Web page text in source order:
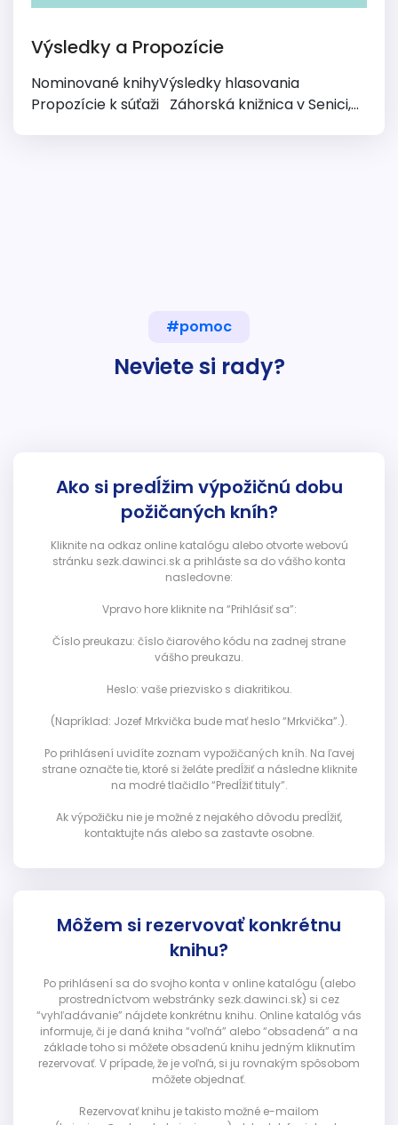
Výsledky a Propozície
Nominované knihyVýsledky hlasovania
Propozície k súťaži Záhorská knižnica v Senici,...
#pomoc
Neviete si rady?
Ako si predĺžim výpožičnú dobu
požičaných kníh?
Kliknite na odkaz online katalógu alebo otvorte webovú
stránku sezk.dawinci.sk a prihláste sa do vášho konta
nasledovne:
Vpravo hore kliknite na “Prihlásiť sa”:
Číslo preukazu: číslo čiarového kódu na zadnej strane
vášho preukazu.
Heslo: vaše priezvisko s diakritikou.
(Napríklad: Jozef Mrkvička bude mať heslo “Mrkvička”.).
Po prihlásení uvidíte zoznam vypožičaných kníh. Na ľavej
strane označte tie, ktoré si želáte predĺžiť a následne kliknite
na modré tlačidlo “Predĺžiť tituly”.
Ak výpožičku nie je možné z nejakého dôvodu predĺžiť,
kontaktujte nás alebo sa zastavte osobne.
Môžem si rezervovať konkrétnu
knihu?
Po prihlásení sa do svojho konta v online katalógu (alebo
prostredníctvom webstránky sezk.dawinci.sk) si cez
“vyhľadávanie” nájdete konkrétnu knihu. Online katalóg vás
informuje, či je daná kniha “voľná” alebo “obsadená” a na
základe toho si môžete obsadenú knihu jedným kliknutím
rezervovať. V prípade, že je voľná, si ju rovnakým spôsobom
môžete objednať.
Rezervovať knihu je takisto možné e-mailom